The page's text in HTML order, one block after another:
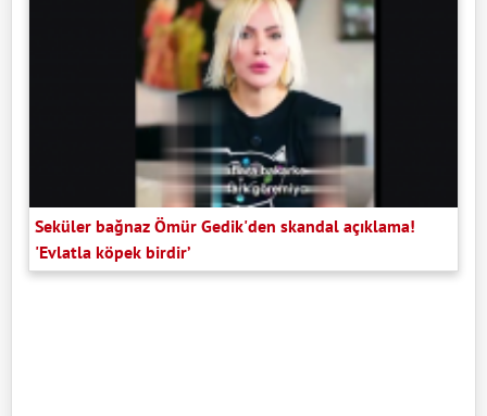
Seküler bağnaz Ömür Gedik'den skandal açıklama!
'Evlatla köpek birdir’